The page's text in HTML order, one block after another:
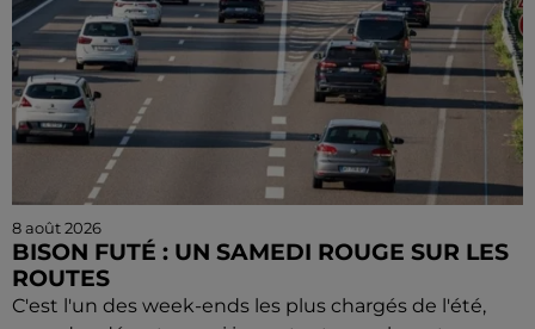
8 août 2026
BISON FUTÉ : UN SAMEDI ROUGE SUR LES
ROUTES
C'est l'un des week-ends les plus chargés de l'été,